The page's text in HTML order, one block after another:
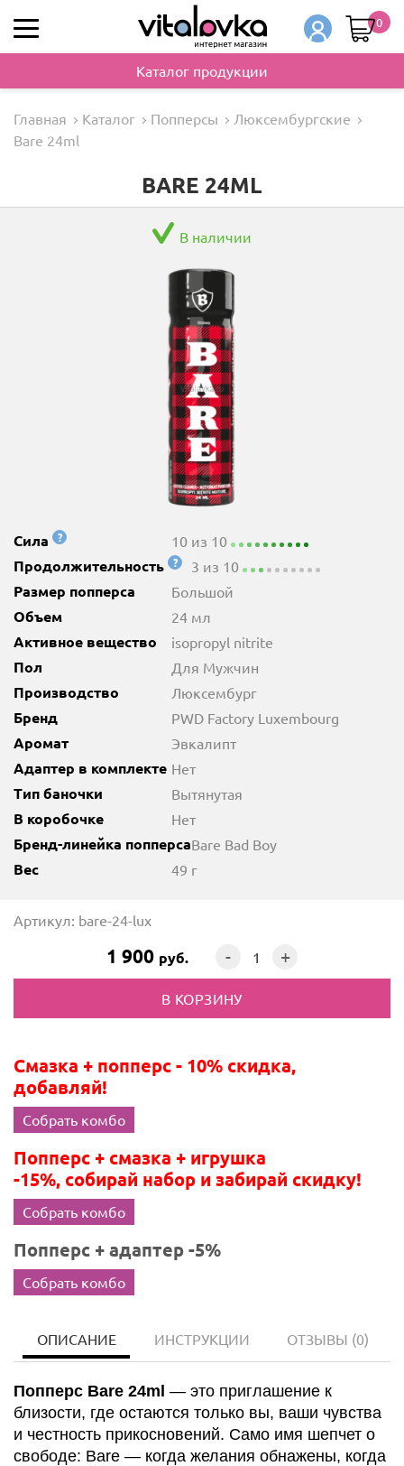
0
Каталог продукции
Главная Каталог Попперсы
Люксембургские
Bare 24ml
BARE 24ML
В наличии
Сила ? 10 из 10
Продолжительность ? 3 из 10
Размер попперса Большой
Объем 24 мл
Активное вещество isopropyl nitrite
Пол Для Мужчин
Производство Люксембург
Бренд PWD Factory Luxembourg
Аромат Эвкалипт
Адаптер в комплекте Нет
Тип баночки Вытянутая
В коробочке Нет
Бренд-линейка попперсаBare Bad Boy
Вес 49 г
Артикул: bare-24-lux
1 900 руб. - +
Смазка + попперс - 10% скидка,
добавляй!
Собрать комбо
Попперс + смазка + игрушка
-15%, собирай набор и забирай скидку!
Собрать комбо
Попперс + адаптер -5%
Собрать комбо
ОПИСАНИЕ ИНСТРУКЦИИ ОТЗЫВЫ (0)
Попперс Bare 24ml — это приглашение к
близости, где остаются только вы, ваши чувства
и честность прикосновений. Само имя шепчет о
свободе: Bare — когда желания обнажены, когда